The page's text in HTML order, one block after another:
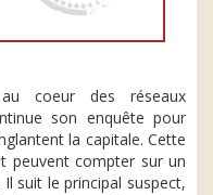
coeur des réseaux
son enquête pour
la capitale. Cette
peuvent compter sur un
suit le principal suspect,